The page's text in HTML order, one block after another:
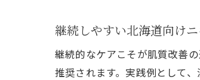
継続しやすい北海道向け
継続的なケアこそが肌質改善
推奨されます。実践例として